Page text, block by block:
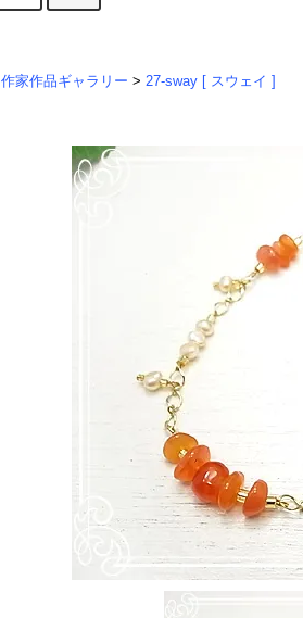
作家作品ギャラリー > 27-sway [ スウェイ ]